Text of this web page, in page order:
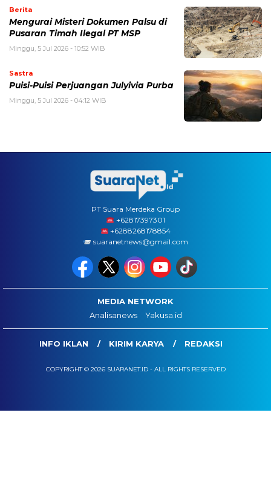
Berita
Mengurai Misteri Dokumen Palsu di
Pusaran Timah Ilegal PT MSP
Minggu, 5 Jul 2026 - 10:52 WIB
Sastra
Puisi-Puisi Perjuangan Julyivia Purba
Minggu, 5 Jul 2026 - 04:12 WIB
PT Suara Merdeka Group
‪+62817397301
+6288268178854
suaranetnews@gmail.com
MEDIA NETWORK
Analisanews
Yakusa.id
INFO IKLAN KIRIM KARYA REDAKSI
COPYRIGHT © 2026 SUARANET.ID - ALL RIGHTS RESERVED